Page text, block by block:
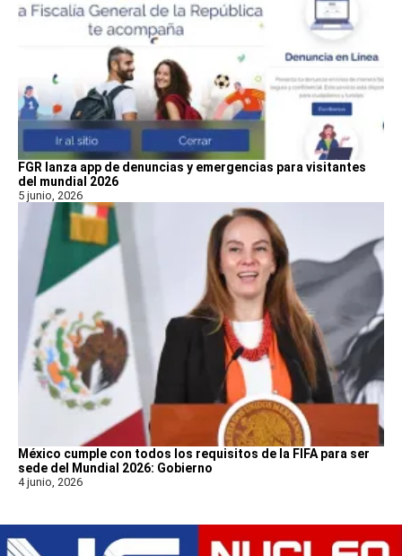
FGR lanza app de denuncias y emergencias para visitantes
del mundial 2026
5 junio, 2026
México cumple con todos los requisitos de la FIFA para ser
sede del Mundial 2026: Gobierno
4 junio, 2026